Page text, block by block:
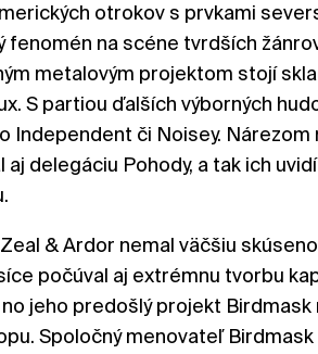
otrokov s prvkami
fenomén na scéne tvrdších
metalovým projektom stojí
S partiou ďalších výborných
Independent či Noisey. Nárezom
delegáciu Pohody, a tak ich
& Ardor nemal väčšiu
počúval aj extrémnu tvorbu
jeho predošlý projekt Birdmask
Spoločný menovateľ Birdmask